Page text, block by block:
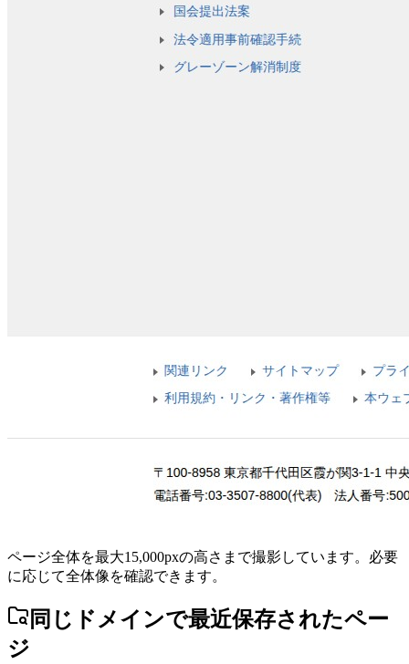
ページ全体を最大15,000pxの高さまで撮影しています。必要
に応じて全体像を確認できます。
同じドメインで最近保存されたペー
ジ